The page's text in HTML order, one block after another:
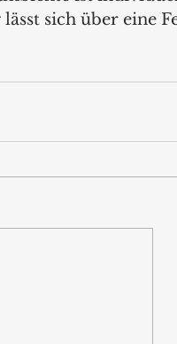
sich über eine